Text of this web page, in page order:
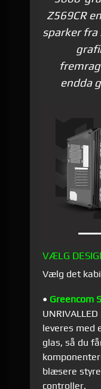
Z569CR
sparker fra
endda
VÆLG
Vælg det
• Greencom
leveres med
glas, så du
blæsere
controller.